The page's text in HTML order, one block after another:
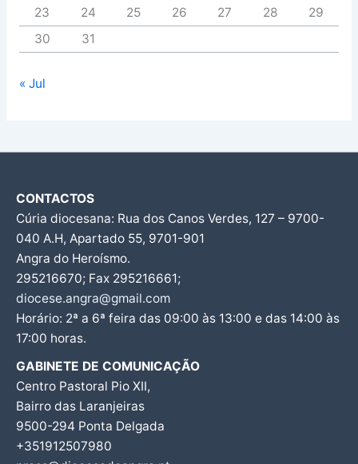
23
24 25 26 27 28
29
30
31
« Jul
CONTACTOS
Cúria diocesana: Rua dos Canos Verdes, 127 – 9700-
040 A.H, Apartado 55, 9701-901
Angra do Heroísmo.
295216670; Fax 295216661;
diocese.angra@gmail.com
Horário: 2ª a 6ª feira das 09:00 às 13:00 e das 14:00 às
17:00 horas.
GABINETE DE COMUNICAÇÃO
Centro Pastoral Pio XII,
Bairro das Laranjeiras
9500-294 Ponta Delgada
+351912507980